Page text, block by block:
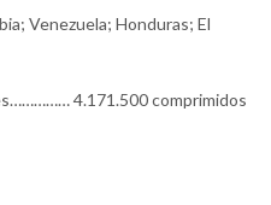
Venezuela; Honduras; El
4.171.500 comprimidos